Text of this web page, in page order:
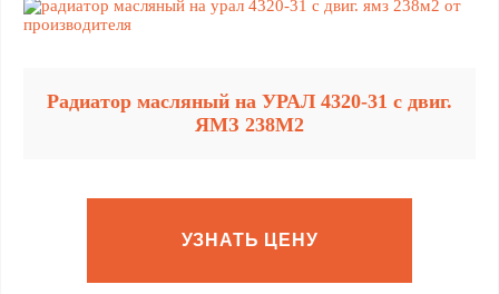
Радиатор масляный на УРАЛ 4320-31 с двиг.
ЯМЗ 238М2
УЗНАТЬ ЦЕНУ